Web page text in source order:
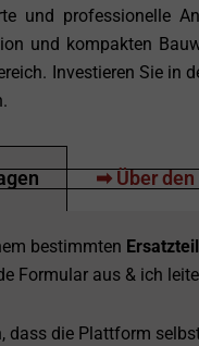
und professionelle
und kompakten
Investieren Sie in
➡ Über
bestimmten
Formular aus & ich
dass die Plattform